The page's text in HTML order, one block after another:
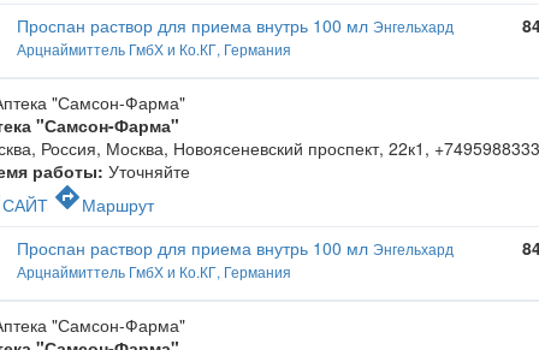
Проспан раствор для приема внутрь 100 мл Энгельхард
Арцнаймиттель ГмбХ и Ко.КГ, Германия
"Самсон-Фарма"
Россия, Москва, Новоясеневский проспект, 22к1 ,
работы: Уточняйте
САЙТ directionsМаршрут
Проспан раствор для приема внутрь 100 мл Энгельхард
Арцнаймиттель ГмбХ и Ко.КГ, Германия